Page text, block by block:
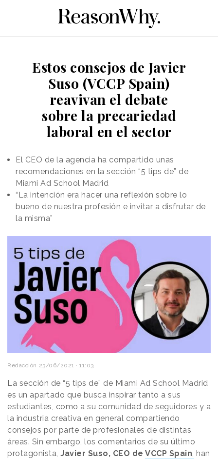
Estos consejos de Javier
Suso (VCCP Spain)
reavivan el debate
sobre la precariedad
laboral en el sector
El CEO de la agencia ha compartido unas
recomendaciones en la sección “5 tips de” de
Miami Ad School Madrid
“La intención era hacer una reflexión sobre lo
bueno de nuestra profesión e invitar a disfrutar de
la misma”
Redacción 23/06/2021 · 11:03
La sección de “5 tips de” de Miami Ad School Madrid
es un apartado que busca inspirar tanto a sus
estudiantes, como a su comunidad de seguidores y a
la industria creativa en general compartiendo
consejos por parte de profesionales de distintas
áreas. Sin embargo, los comentarios de su último
protagonista, Javier Suso, CEO de VCCP Spain, han